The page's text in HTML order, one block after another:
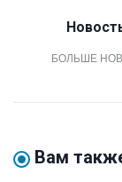
БОЛЬШЕ
Вам